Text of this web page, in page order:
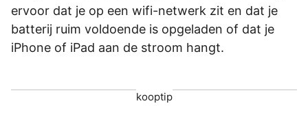
ervoor dat je op een wifi-netwerk zit en dat je
batterij ruim voldoende is opgeladen of dat je
iPhone of iPad aan de stroom hangt.
kooptip